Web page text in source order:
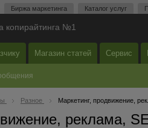
Биржа маркетинга Каталог услуг
копирайтинга №1
Магазин статей Сервис
Разное Маркетинг, продвижение,
реклама,